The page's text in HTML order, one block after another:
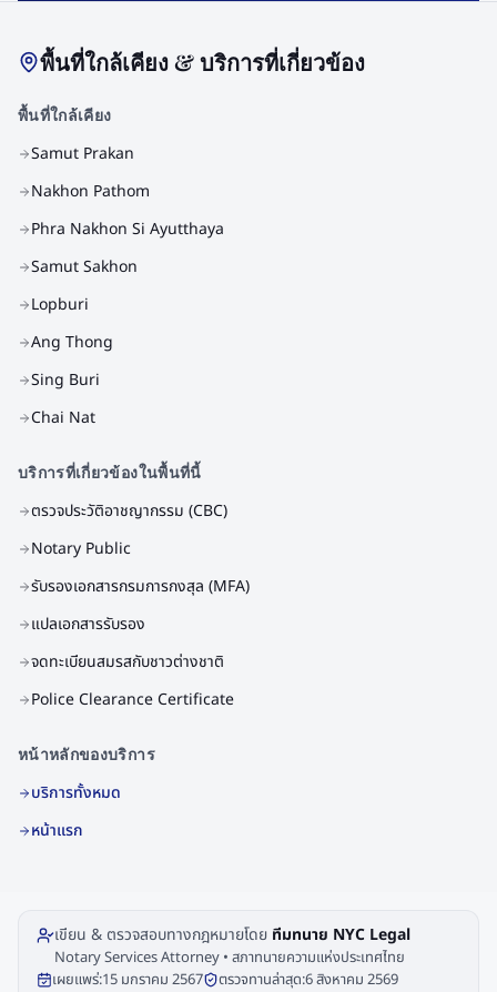
พื้นที่ใกล้เคียง & บริการที่เกี่ยวข้อง
พื้นที่ใกล้เคียง
Samut Prakan
Nakhon Pathom
Phra Nakhon Si Ayutthaya
Samut Sakhon
Lopburi
Ang Thong
Sing Buri
Chai Nat
บริการที่เกี่ยวข้องในพื้นที่นี้
ตรวจประวัติอาชญากรรม (CBC)
Notary Public
รับรองเอกสารกรมการกงสุล (MFA)
แปลเอกสารรับรอง
จดทะเบียนสมรสกับชาวต่างชาติ
Police Clearance Certificate
หน้าหลักของบริการ
บริการทั้งหมด
หน้าแรก
เขียน & ตรวจสอบทางกฎหมายโดย ทีมทนาย NYC Legal
Notary Services Attorney • สภาทนายความแห่งประเทศไทย
เผยแพร่:15 มกราคม 2567 ตรวจทานล่าสุด:6 สิงหาคม 2569